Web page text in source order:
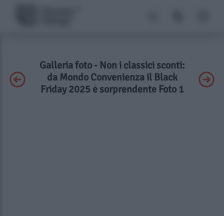
Galleria foto - Non i classici sconti:
da Mondo Convenienza il Black
Friday 2025 è sorprendente Foto 1